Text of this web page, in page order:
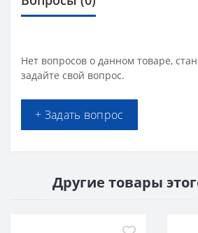
Нет вопросов о данном товаре,
задайте свой вопрос.
+ Задать вопрос
Другие товары